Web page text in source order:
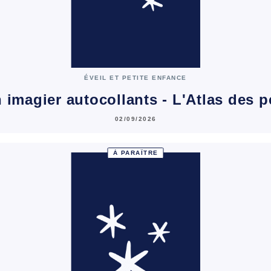
ÉVEIL ET PETITE ENFANCE
imagier autocollants - L'Atlas des
02/09/2026
À PARAÎTRE